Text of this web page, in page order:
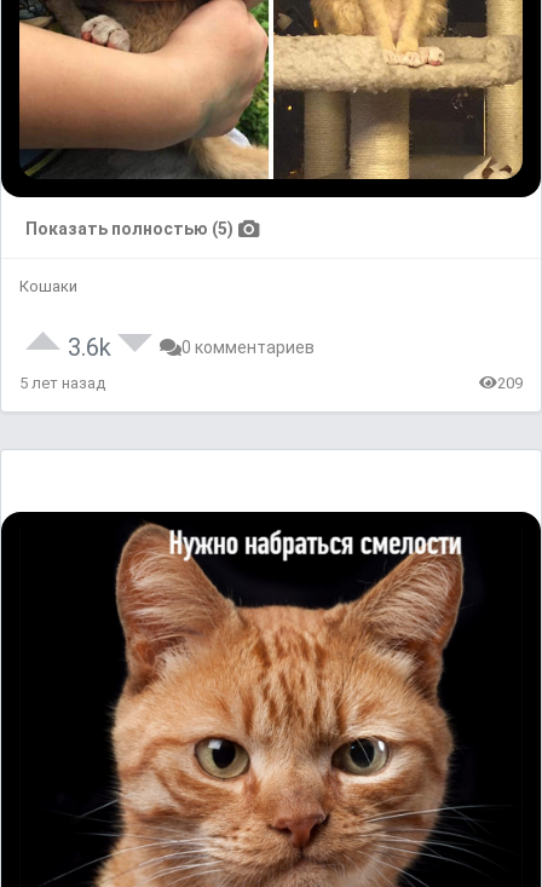
Показать полностью (5)
Кошаки
3.6k 0 комментариев
5 лет назад 209